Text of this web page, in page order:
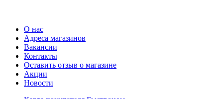
О нас
Адреса магазинов
Вакансии
Контакты
Оставить отзыв о магазине
Акции
Новости